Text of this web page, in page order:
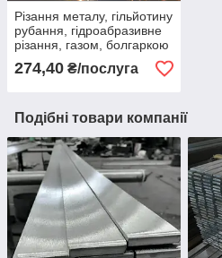
Різання металу, гільйотину
рубання, гідроабразивне
різання, газом, болгаркою
274,40 ₴/послуга
Подібні товари компанії